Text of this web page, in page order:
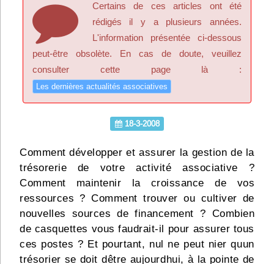
Partager
VieAsso
Infos
Désabo Lettrasso
Nous contacter
Certains de ces articles ont été
rédigés il y a plusieurs années.
L'information présentée ci-dessous
peut-être obsolète. En cas de doute, veuillez
consulter cette page là :
Les dernières actualités associatives
18-3-2008
Comment développer et assurer la gestion de la
trésorerie de votre activité associative ?
Comment maintenir la croissance de vos
ressources ? Comment trouver ou cultiver de
nouvelles sources de financement ? Combien
de casquettes vous faudrait-il pour assurer tous
ces postes ? Et pourtant, nul ne peut nier quun
trésorier se doit dêtre aujourdhui, à la pointe de